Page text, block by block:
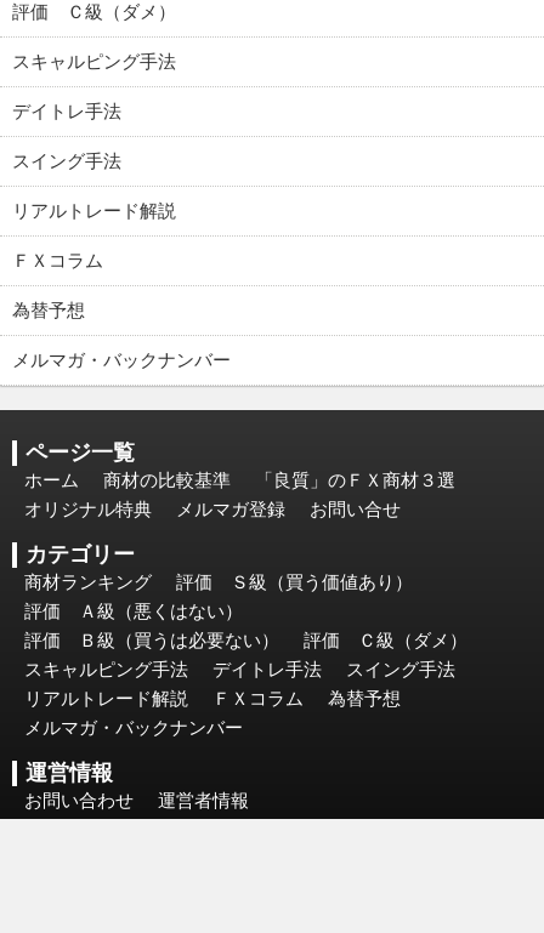
評価 Ｃ級（ダメ）
スキャルピング手法
デイトレ手法
スイング手法
リアルトレード解説
ＦＸコラム
為替予想
メルマガ・バックナンバー
ページ一覧
ホーム 商材の比較基準
「良質」のＦＸ商材３選
オリジナル特典
メルマガ登録 お問い合せ
カテゴリー
商材ランキング
評価 Ｓ級（買う価値あり）
評価 Ａ級（悪くはない）
評価 Ｂ級（買うは必要ない）
評価 Ｃ級（ダメ）
スキャルピング手法
デイトレ手法
スイング手法
リアルトレード解説
ＦＸコラム
為替予想
メルマガ・バックナンバー
運営情報
お問い合わせ
運営者情報